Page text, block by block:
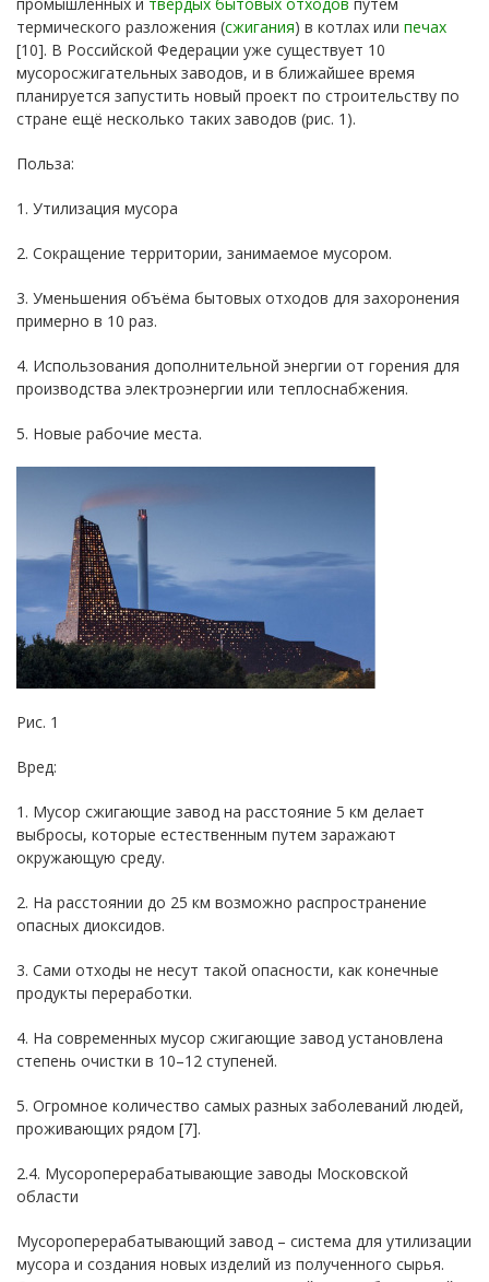
термического разложения (сжигания) в котлах или печах
[10]. В Российской Федерации уже существует 10
мусоросжигательных заводов, и в ближайшее время
планируется запустить новый проект по строительству по
стране ещё несколько таких заводов (рис. 1).
Польза:
1. Утилизация мусора
2. Сокращение территории, занимаемое мусором.
3. Уменьшения объёма бытовых отходов для захоронения
примерно в 10 раз.
4. Использования дополнительной энергии от горения для
производства электроэнергии или теплоснабжения.
5. Новые рабочие места.
Рис. 1
Вред:
1. Мусор сжигающие завод на расстояние 5 км делает
выбросы, которые естественным путем заражают
окружающую среду.
2. На расстоянии до 25 км возможно распространение
опасных диоксидов.
3. Сами отходы не несут такой опасности, как конечные
продукты переработки.
4. На современных мусор сжигающие завод установлена
степень очистки в 10–12 ступеней.
5. Огромное количество самых разных заболеваний людей,
проживающих рядом [7].
2.4. Мусороперерабатывающие заводы Московской
области
Мусороперерабатывающий завод – система для утилизации
мусора и создания новых изделий из полученного сырья.